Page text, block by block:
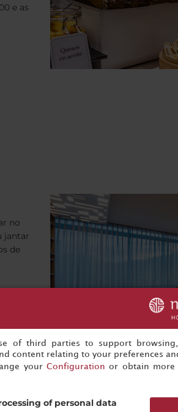
e as
no
jantar
de
of third parties to support
content relating to your preferences
your Configuration or obtain
of personal data